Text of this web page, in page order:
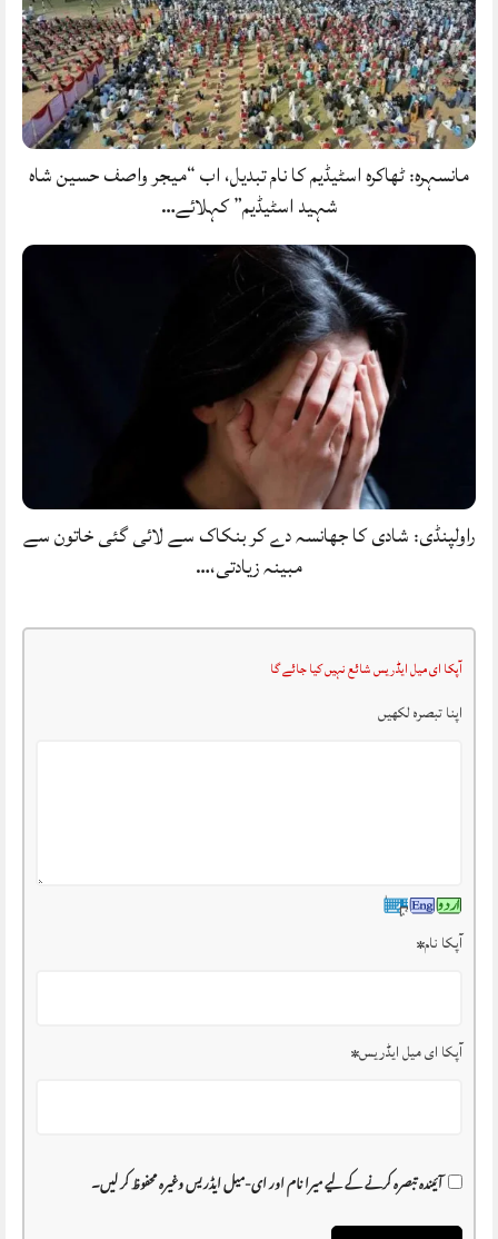
مانسہرہ: ٹھاکرہ اسٹیڈیم کا نام تبدیل، اب “میجر واصف حسین شاہ
شہید اسٹیڈیم” کہلائے…
راولپنڈی: شادی کا جھانسہ دے کر بنکاک سے لائی گئی خاتون سے
مبینہ زیادتی،…
آپکا ای میل ایڈریس شائع نہیں کیا جائے گا
اپنا تبصرہ لکھیں
آپکا نام*
آپکا ای میل ایڈریس*
آئیندہ تبصرہ کرنے کے لیے میرا نام اور ای-میل ایڈریس وغیرہ محفوظ کر لیں۔